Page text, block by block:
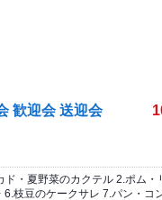
歓迎会 送迎会
・夏野菜のカクテル 2.ポム・
枝豆のケークサレ 7.パン・コ